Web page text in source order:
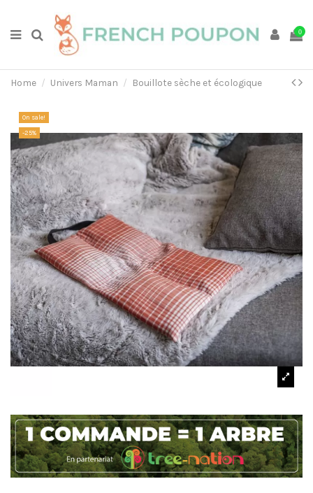
0
Home Univers Maman Bouillote sèche et écologique
On sale!
-25%